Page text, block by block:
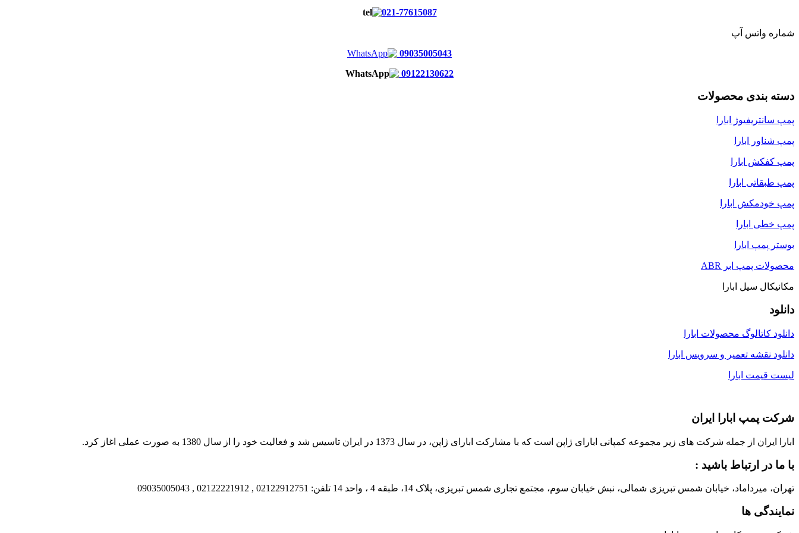
021-77615087
شماره واتس آپ
09035005043
09122130622
دسته بندی محصولات
پمپ سانتریفیوژ ابارا
پمپ شناور ابارا
پمپ کفکش ابارا
پمپ طبقاتی ابارا
پمپ خودمکش ابارا
پمپ خطی ابارا
بوستر پمپ ابارا
محصولات پمپ ابر ABR
مکانیکال سیل ابارا
دانلود
دانلود کاتالوگ محصولات ابارا
دانلود نقشه تعمیر و سرویس ابارا
لیست قیمت ابارا
شرکت پمپ ابارا ایران
ابارا ایران از جمله شرکت های زیر مجموعه کمپانی ابارای ژاپن است که با مشارکت ابارای ژاپن، در سال 1373 در ایران تاسیس شد و فعالیت خود را از سال 1380 به صورت عملی اغاز کرد.
با ما در ارتباط باشید :
تهران، میرداماد، خیابان شمس تبریزی شمالی، نبش خیابان سوم، مجتمع تجاری شمس تبریزی، پلاک 14، طبقه 4 ، واحد 14 تلفن: 02122912751 , 02122221912 , 09035005043
نمایندگی ها